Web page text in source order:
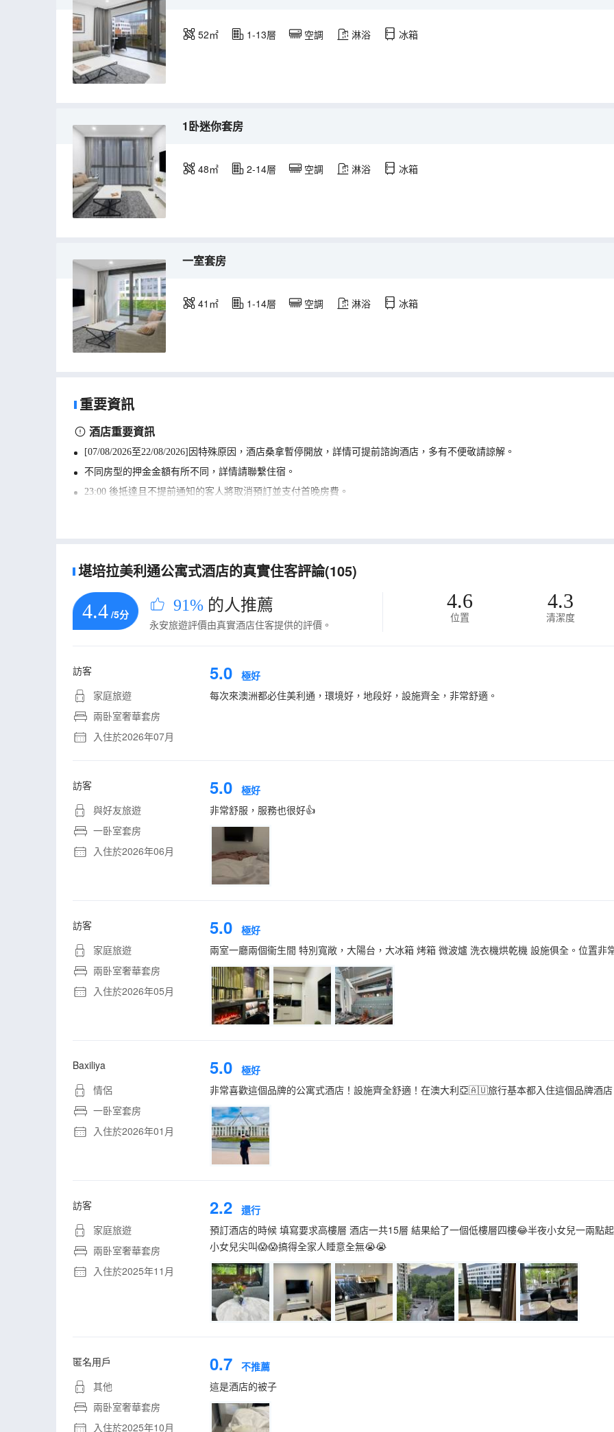
52㎡ 1-13層 空調 淋浴 冰箱
1卧迷你套房
48㎡ 2-14層 空調 淋浴 冰箱
一室套房
41㎡ 1-14層 空調 淋浴 冰箱
重要資訊
酒店重要資訊
[07/08/2026至22/08/2026]因特殊原因，酒店桑拿暫停開放，詳情可提前諮詢酒店，多有不便敬請諒解。
不同房型的押金金額有所不同，詳情請聯繫住宿。
23:00 後抵達且不提前通知的客人將取消預訂並支付首晚房費。
堪培拉美利通公寓式酒店的真實住客評論(105)
4.4 /5分 91% 的人推薦
永安旅遊評價由真實酒店住客提供的評價。
4.6
位置
4.3
清潔度
訪客
家庭旅遊
兩卧室奢華套房
入住於2026年07月
5.0
極好
每次來澳洲都必住美利通，環境好，地段好，設施齊全，非常舒適。
訪客
與好友旅遊
一卧室套房
入住於2026年06月
5.0
極好
非常舒服，服務也很好👍
訪客
家庭旅遊
兩卧室奢華套房
入住於2026年05月
5.0
極好
兩室一廳兩個衞生間 特別寬敞，大陽台，大冰箱 烤箱 微波爐 洗衣機烘乾機 設施俱全。位置非
Baxiliya
情侶
一卧室套房
入住於2026年01月
5.0
極好
非常喜歡這個品牌的公寓式酒店！設施齊全舒適！在澳大利亞🇦🇺旅行基本都入住這個品牌酒
訪客
家庭旅遊
兩卧室奢華套房
入住於2025年11月
2.2
還行
預訂酒店的時候 填寫要求高樓層 酒店一共15層 結果給了一個低樓層四樓😂半夜小女兒一兩
小女兒尖叫😱😱搞得全家人睡意全無😭😭
匿名用戶
其他
兩卧室奢華套房
入住於2025年10月
0.7
不推薦
這是酒店的被子